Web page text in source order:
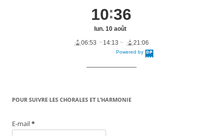
Powered by
10 36
lun. 10 août
06:53
14:13 21:06
POUR SUIVRE LES CHORALES ET L’HARMONIE
E-mail*